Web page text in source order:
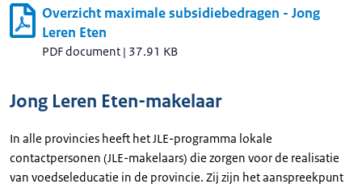
Overzicht maximale subsidiebedragen - Jong
Leren Eten
PDF document | 37.91 KB
Jong Leren Eten-makelaar
In alle provincies heeft het JLE-programma lokale
contactpersonen (JLE-makelaars) die zorgen voor de realisatie
van voedseleducatie in de provincie. Zij zijn het aanspreekpunt